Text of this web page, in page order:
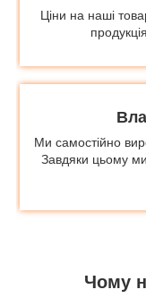
Ціни на наші
Ми самостійно
Завдяки цьому
Чому